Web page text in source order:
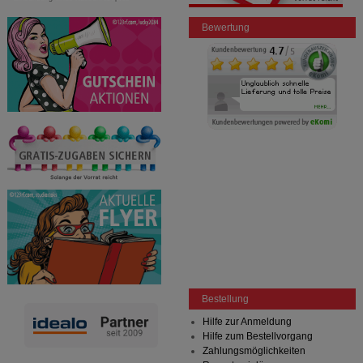
Bewertung
Bestellung
Hilfe zur Anmeldung
Hilfe zum Bestellvorgang
Zahlungsmöglichkeiten